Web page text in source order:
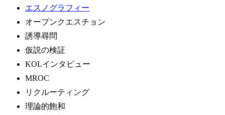
エスノグラフィー
オープンクエスチョン
誘導尋問
仮説の検証
KOLインタビュー
MROC
リクルーティング
理論的飽和